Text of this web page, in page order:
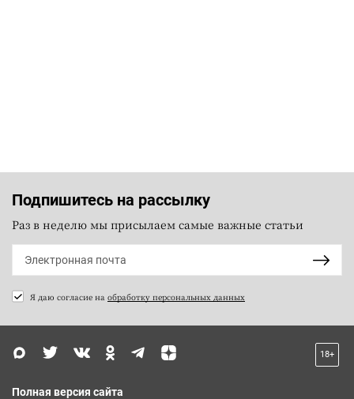
Подпишитесь на рассылку
Раз в неделю мы присылаем самые важные статьи
Я даю согласие на обработку персональных данных
18+
Полная версия сайта